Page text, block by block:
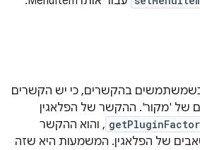
כשמשתמשים בהקשרים, כי יש הקשרים
של 'מקור'. ההקשר של הפלאגין
, והוא ההקשר
של הפלאגין. המשמעות היא שזה